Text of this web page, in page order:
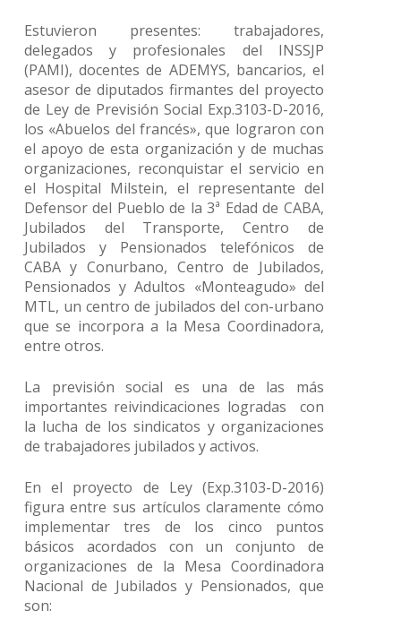
Estuvieron presentes: trabajadores,
delegados y profesionales del INSSJP
(PAMI), docentes de ADEMYS, bancarios, el
asesor de diputados firmantes del proyecto
de Ley de Previsión Social Exp.3103-D-2016,
los «Abuelos del francés», que lograron con
el apoyo de esta organización y de muchas
organizaciones, reconquistar el servicio en
el Hospital Milstein, el representante del
Defensor del Pueblo de la 3ª Edad de CABA,
Jubilados del Transporte, Centro de
Jubilados y Pensionados telefónicos de
CABA y Conurbano, Centro de Jubilados,
Pensionados y Adultos «Monteagudo» del
MTL, un centro de jubilados del con-urbano
que se incorpora a la Mesa Coordinadora,
entre otros.
La previsión social es una de las más
importantes reivindicaciones logradas con
la lucha de los sindicatos y organizaciones
de trabajadores jubilados y activos.
En el proyecto de Ley (Exp.3103-D-2016)
figura entre sus artículos claramente cómo
implementar tres de los cinco puntos
básicos acordados con un conjunto de
organizaciones de la Mesa Coordinadora
Nacional de Jubilados y Pensionados, que
son: